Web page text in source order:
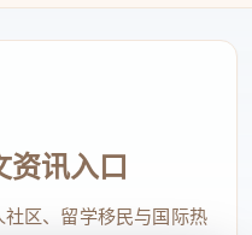
资讯入口
区、留学移民与国际热